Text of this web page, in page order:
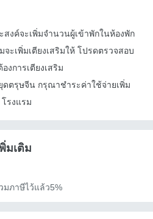
สงค์จะเพิ่มจำนวนผู้เข้าพักในห้องพัก
ะเพิ่มเตียงเสริมให้ โปรดตรวจสอบ
งการเตียงเสริม
ตรุษจีน กรุณาชำระค่าใช้จ่ายเพิ่ม
รงแรม
มเติม
มภาษีไว้แล้ว5%